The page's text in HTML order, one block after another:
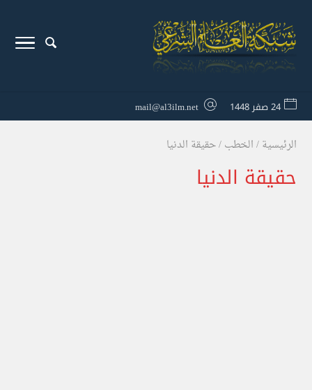
24 صفر 1448 mail@al3ilm.net
الرئيسية/الخطب/حقيقة الدنيا
حقيقة الدنيا